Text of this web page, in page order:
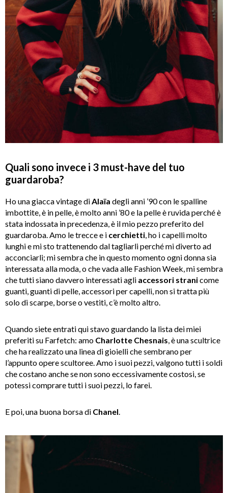
Quali sono invece i 3 must-have del tuo
guardaroba?
Ho una giacca vintage diAlaïa degli anni ’90 con le spalline
imbottite, è in pelle, è molto anni ’80 e la pelle è ruvida perché è
stata indossata in precedenza, è il mio pezzo preferito del
guardaroba. Amo le trecce e i cerchietti, ho i capelli molto
lunghi e mi sto trattenendo dal tagliarli perché mi diverto ad
acconciarli; mi sembra che in questo momento ogni donna sia
interessata alla moda, o che vada alle Fashion Week, mi sembra
che tutti siano davvero interessati agli accessori stranicome
guanti, guanti di pelle, accessori per capelli, non si tratta più
solo di scarpe, borse o vestiti, c’è molto altro.
Quando siete entrati qui stavo guardando la lista dei miei
preferiti su Farfetch: amo Charlotte Chesnais, è una scultrice
che ha realizzato una linea di gioielli che sembrano per
l’appunto opere scultoree. Amo i suoi pezzi, valgono tutti i soldi
che costano anche se non sono eccessivamente costosi, se
potessi comprare tutti i suoi pezzi, lo farei.
E poi, una buona borsa di Chanel.